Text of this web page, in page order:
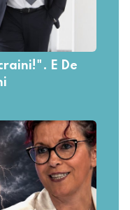
E De